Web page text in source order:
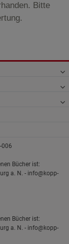
Bitte
006
Bücher ist:
a. N. - info@kopp-
Bücher ist:
a. N. - info@kopp-